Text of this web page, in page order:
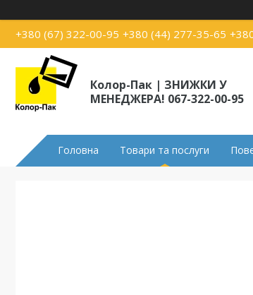
+380 (67) 322-00-95 +380 (44) 277-35-65
Колор-Пак | ЗНИЖКИ У
МЕНЕДЖЕРА! 067-322-00-95
Головна Товари та послуги